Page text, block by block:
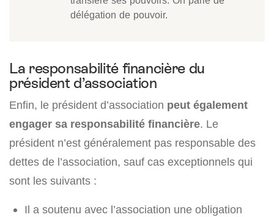
délégation de pouvoir.
La responsabilité financière du
président d’association
Enfin, le président d’association peut également
engager sa responsabilité financière. Le
président n’est généralement pas responsable des
dettes de l’association, sauf cas exceptionnels qui
sont les suivants :
Il a soutenu avec l’association une obligation